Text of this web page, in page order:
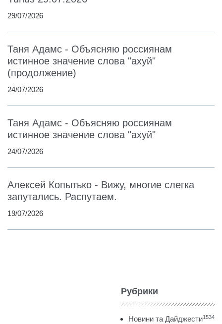
29/07/2026
Таня Адамс - Объясняю россиянам
истинное значение слова "ахуй"
(продолжение)
24/07/2026
Таня Адамс - Объясняю россиянам
истинное значение слова "ахуй"
24/07/2026
Алексей Копытько - Вижу, многие слегка
запутались. Распутаем.
19/07/2026
Рубрики
Новини та Дайджести1534